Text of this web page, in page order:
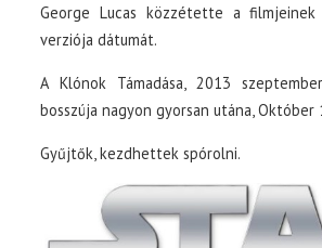
George Lucas közzétette a
verziója dátumát.
A Klónok Támadása, 2013
bosszúja nagyon gyorsan utána,
Gyűjtők, kezdhettek spórolni.